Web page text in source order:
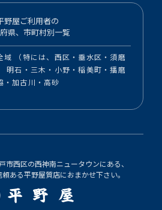
野屋ご利用者の
県、市町村別一覧
域 （特には、西区・垂水区・須磨
明石・三木・小野・稲美町・播磨
・加古川・高砂
市西区の西神南ニュータウンにある、
ある平野屋質店におまかせ下さい。